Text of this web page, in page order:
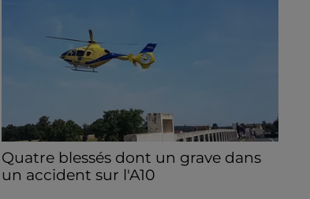
Quatre blessés dont un grave dans
un accident sur l'A10